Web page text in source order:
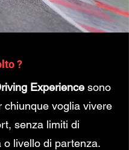
?
Experience sono
chiunque voglia vivere
senza limiti di
o livello di partenza.